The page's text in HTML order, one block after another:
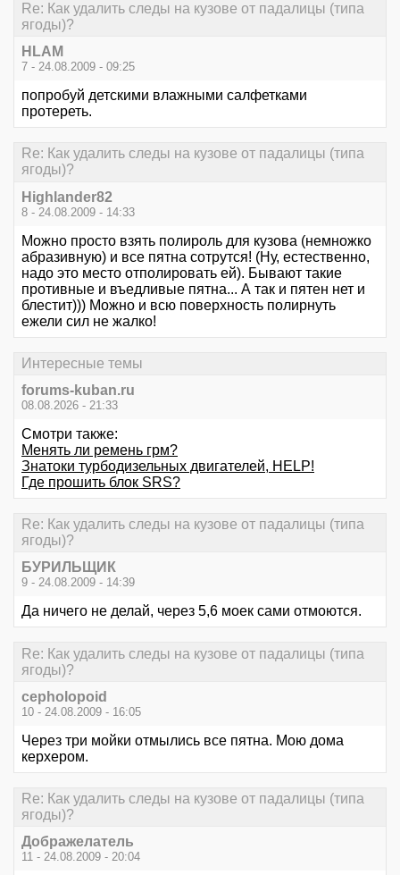
Re: Как удалить следы на кузове от падалицы (типа
ягоды)?
HLAM
7 - 24.08.2009 - 09:25
попробуй детскими влажными салфетками
протереть.
Re: Как удалить следы на кузове от падалицы (типа
ягоды)?
Highlander82
8 - 24.08.2009 - 14:33
Можно просто взять полироль для кузова (немножко
абразивную) и все пятна сотрутся! (Ну, естественно,
надо это место отполировать ей). Бывают такие
противные и въедливые пятна... А так и пятен нет и
блестит))) Можно и всю поверхность полирнуть
ежели сил не жалко!
Интересные темы
forums-kuban.ru
08.08.2026 - 21:33
Смотри также:
Менять ли ремень грм?
Знатоки турбодизельных двигателей, HELP!
Где прошить блок SRS?
Re: Как удалить следы на кузове от падалицы (типа
ягоды)?
БУРИЛЬЩИК
9 - 24.08.2009 - 14:39
Да ничего не делай, через 5,6 моек сами отмоются.
Re: Как удалить следы на кузове от падалицы (типа
ягоды)?
cepholopoid
10 - 24.08.2009 - 16:05
Через три мойки отмылись все пятна. Мою дома
керхером.
Re: Как удалить следы на кузове от падалицы (типа
ягоды)?
Дображелатель
11 - 24.08.2009 - 20:04